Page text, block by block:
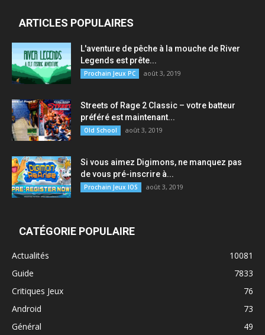
ARTICLES POPULAIRES
L'aventure de pêche à la mouche de River
Legends est prête...
Prochain Jeux PC août 3, 2019
Streets of Rage 2 Classic – votre batteur
préféré est maintenant...
Old School août 3, 2019
Si vous aimez Digimons, ne manquez pas
de vous pré-inscrire à...
Prochain Jeux IOS août 3, 2019
CATÉGORIE POPULAIRE
Actualités
10081
Guide
7833
Critiques Jeux
76
Android
73
Général
49